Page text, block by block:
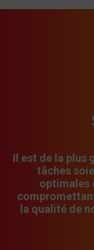
Il est de la plus
tâches
optimales
la qualité de